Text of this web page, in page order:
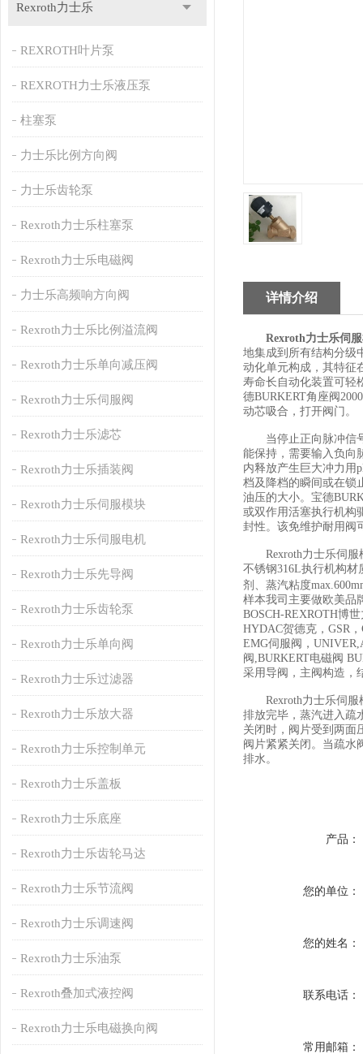
Rexroth力士乐
REXROTH叶片泵
REXROTH力士乐液压泵
柱塞泵
力士乐比例方向阀
力士乐齿轮泵
Rexroth力士乐柱塞泵
Rexroth力士乐电磁阀
力士乐高频响方向阀
Rexroth力士乐比例溢流阀
Rexroth力士乐单向减压阀
Rexroth力士乐伺服阀
Rexroth力士乐滤芯
Rexroth力士乐插装阀
Rexroth力士乐伺服模块
Rexroth力士乐伺服电机
Rexroth力士乐先导阀
Rexroth力士乐齿轮泵
Rexroth力士乐单向阀
Rexroth力士乐过滤器
Rexroth力士乐放大器
Rexroth力士乐控制单元
Rexroth力士乐盖板
Rexroth力士乐底座
Rexroth力士乐齿轮马达
Rexroth力士乐节流阀
Rexroth力士乐调速阀
Rexroth力士乐油泵
Rexroth叠加式液控阀
Rexroth力士乐电磁换向阀
详情介绍
Rexroth力士乐伺
地集成到所有结构分级
动化单元构成，其特征
寿命长自动化装置可轻
德BURKERT角座阀
动芯吸合，打开阀门。
当停止正向脉冲信号
能保持，需要输入负向
内释放产生巨大冲力用
档及降档的瞬间或在锁
油压的大小。宝德
或双作用活塞执行机构
封性。该免维护耐用阀
Rexroth力士乐伺服模
不锈钢316L执行机构材
剂、蒸汽粘度
样本我司主要做欧美品
BOSCH-REXROTH博
HYDAC贺德克，GSR
EMG伺服阀，
阀,BURKERT电磁阀
采用导阀，主阀构造，
Rexroth力士乐伺服
排放完毕，蒸汽进入疏
关闭时，阀片受到两面
阀片紧紧关闭。当疏水
排水。
产品：
您的单位：
您的姓名：
联系电话：
常用邮箱：